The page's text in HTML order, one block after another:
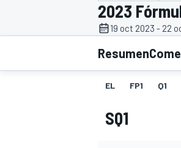
INDYCAR
2023
19 oct 2023 - 22
Resumen
EL FP1 Q1
SQ1